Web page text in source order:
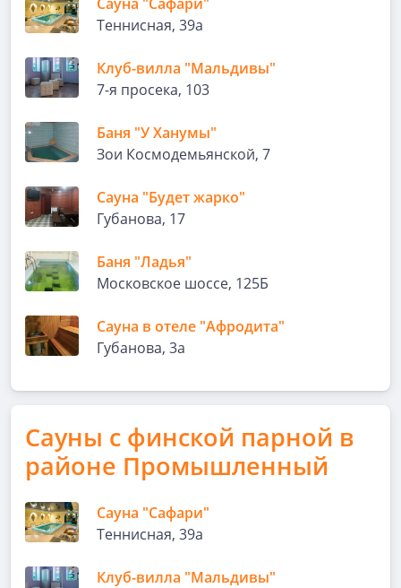
Теннисная, 39а
Клуб-вилла "Мальдивы"
7-я просека, 103
Баня "У Ханумы"
Зои Космодемьянской, 7
Сауна "Будет жарко"
Губанова, 17
Баня "Ладья"
Московское шоссе, 125Б
Сауна в отеле "Афродита"
Губанова, 3а
Сауны с финской парной в
районе Промышленный
Сауна "Сафари"
Теннисная, 39а
Клуб-вилла "Мальдивы"